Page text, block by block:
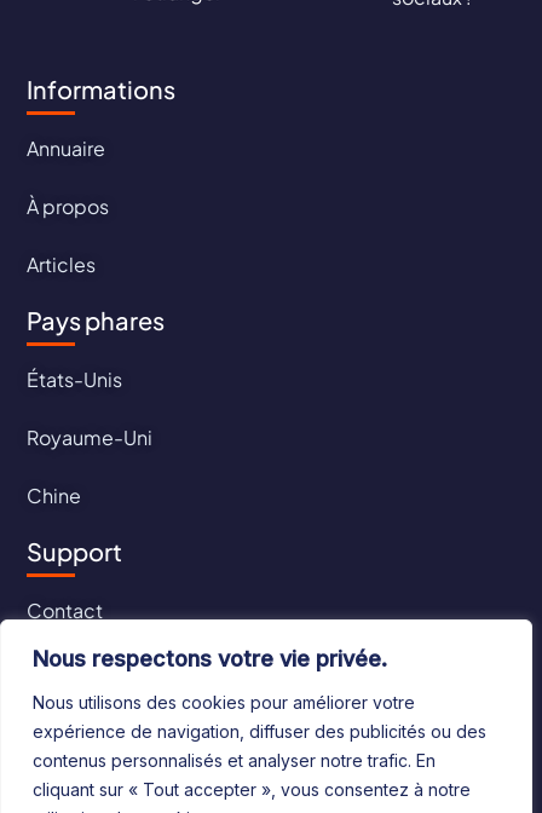
Nous respectons votre vie privée.
Nous utilisons des cookies pour améliorer votre
expérience de navigation, diffuser des publicités ou des
contenus personnalisés et analyser notre trafic. En
cliquant sur « Tout accepter », vous consentez à notre
Informations
Annuaire
À propos
Articles
Pays phares
États-Unis
Royaume-Uni
Chine
Support
Contact
CGU
CGV